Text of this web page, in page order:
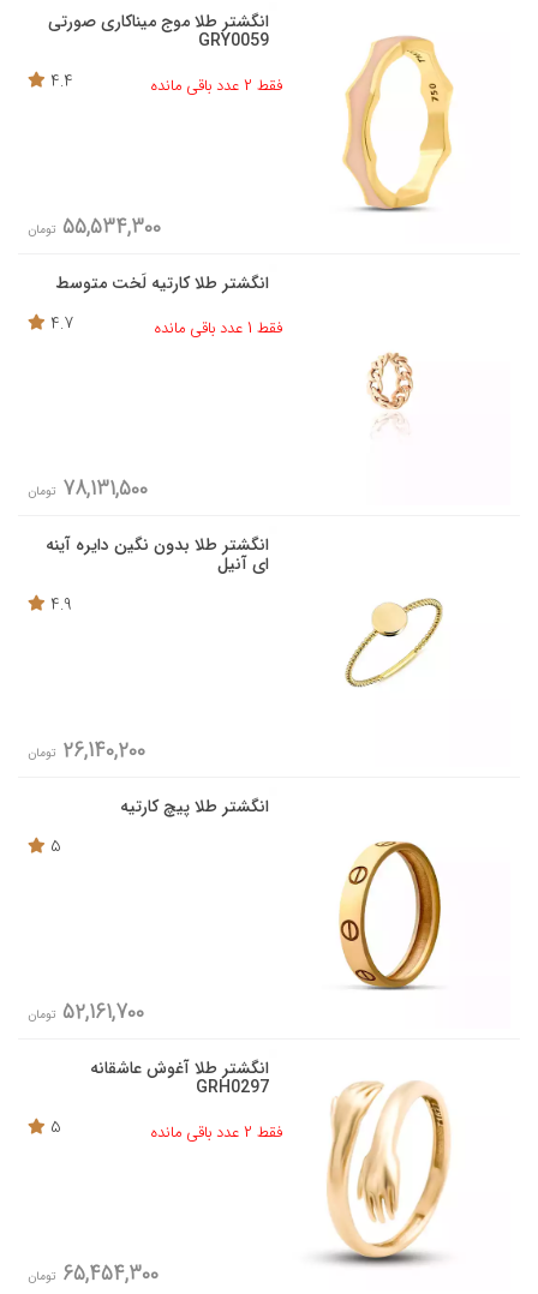
انگشتر طلا موج میناکاری صورتی
GRY0059
فقط 2 عدد باقی مانده
4.4
55,534,300 تومان
انگشتر طلا کارتیه لَخت متوسط
فقط 1 عدد باقی مانده
4.7
78,131,500 تومان
انگشتر طلا بدون نگین دایره آینه
ای آنیل
4.9
26,140,200 تومان
انگشتر طلا پیچ کارتیه
5
52,161,700 تومان
انگشتر طلا آغوش عاشقانه
GRH0297
فقط 2 عدد باقی مانده
5
65,454,300 تومان